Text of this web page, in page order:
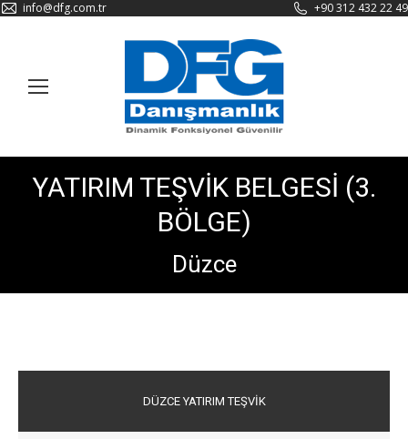
info@dfg.com.tr +90 312 432 22 49
YATIRIM TEŞVİK BELGESİ (3.
BÖLGE)
Düzce
DÜZCE YATIRIM TEŞVİK